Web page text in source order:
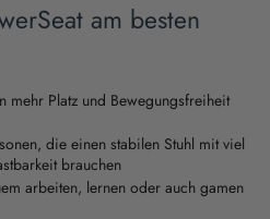
am besten
mehr Platz und Bewegungsfreiheit
die einen stabilen Stuhl mit viel
brauchen
arbeiten, lernen oder auch gamen